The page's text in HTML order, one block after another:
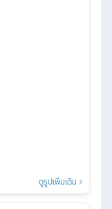
ดูรูปเพิ่มเติม